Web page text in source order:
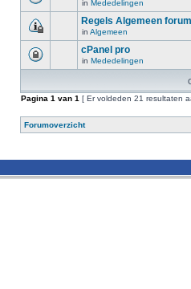
in Mededelingen
Regels Algemeen forum
in Algemeen
cPanel pro
in Mededelingen
Pagina 1 van 1 [ Er voldeden 21 resultaten
Forumoverzicht